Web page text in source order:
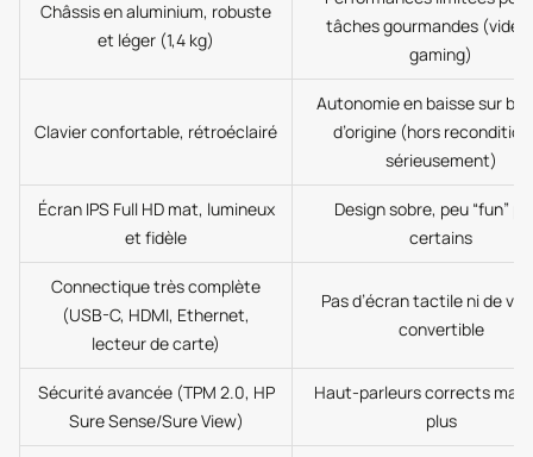
Châssis en aluminium, robuste
et léger (1,4 kg)
tâches gourmandes (vidéo
gaming)
Clavier confortable, rétroéclairé
Autonomie en baisse sur
d’origine (hors
sérieusement)
Écran IPS Full HD mat, lumineux
et fidèle
Design sobre, peu “fun”
certains
Connectique très complète
(USB-C, HDMI, Ethernet,
lecteur de carte)
Pas d’écran tactile ni de
convertible
Sécurité avancée (TPM 2.0, HP
Sure Sense/Sure View)
Haut-parleurs corrects mais
plus